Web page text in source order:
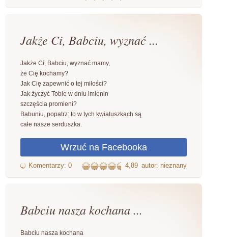
Jakże Ci, Babciu, wyznać ...
Jakże Ci, Babciu, wyznać mamy,
że Cię kochamy?
Jak Cię zapewnić o tej miłości?
Jak życzyć Tobie w dniu imienin
szczęścia promieni?
Babuniu, popatrz: to w tych kwiatuszkach są
całe nasze serduszka.
4,89 autor: nieznany
Babciu nasza kochana ...
Babciu nasza kochana